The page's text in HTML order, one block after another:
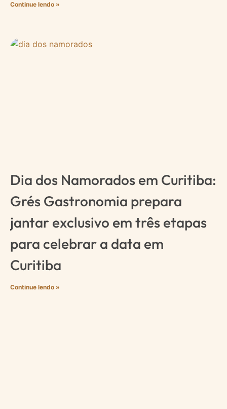
Continue lendo »
Dia dos Namorados em Curitiba:
Grés Gastronomia prepara
jantar exclusivo em três etapas
para celebrar a data em
Curitiba
Continue lendo »